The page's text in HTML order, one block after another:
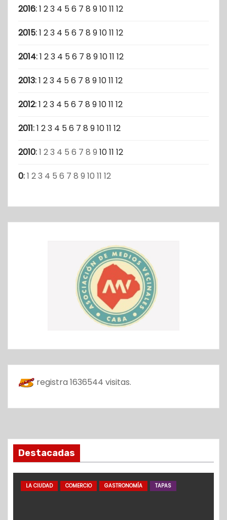
2016:1 23 4 56 7 8 91011 12
2015:1 23 4 56 7 8 91011 12
2014:1 23 4 56 7 8 91011 12
2013:1 23 4 56 7 8 91011 12
2012:1 23 4 56 7 8 91011 12
2011:1 23 4 56 7 8 91011 12
2010:1 23 4 5 6 7 8 9 1011 12
0:1 23 4 5 6 7 8 9 10 11 12
registra 1636544 visitas.
Destacadas
LA CIUDAD COMERCIO GASTRONOMÍA TAPAS